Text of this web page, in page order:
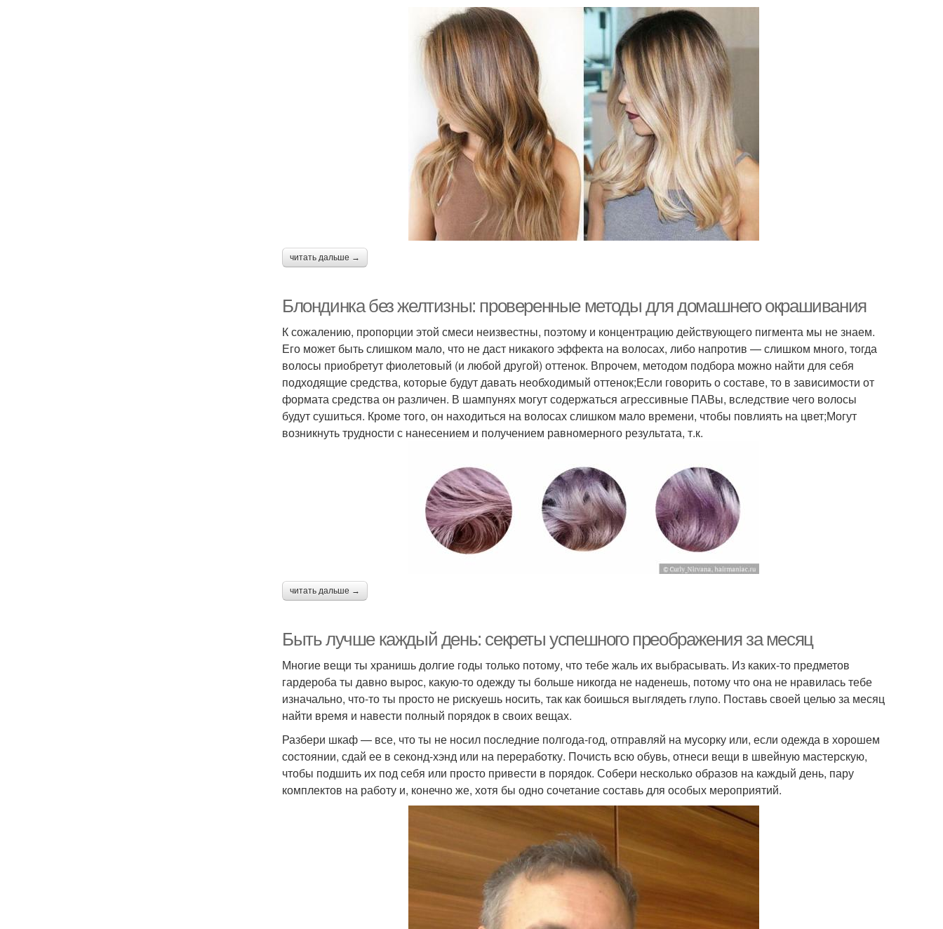
читать дальше →
Блондинка без желтизны: проверенные методы для домашнего окрашивания
К сожалению, пропорции этой смеси неизвестны, поэтому и концентрацию действующего пигмента мы не знаем.
Его может быть слишком мало, что не даст никакого эффекта на волосах, либо напротив — слишком много, тогда
волосы приобретут фиолетовый (и любой другой) оттенок. Впрочем, методом подбора можно найти для себя
подходящие средства, которые будут давать необходимый оттенок;Если говорить о составе, то в зависимости от
формата средства он различен. В шампунях могут содержаться агрессивные ПАВы, вследствие чего волосы
будут сушиться. Кроме того, он находиться на волосах слишком мало времени, чтобы повлиять на цвет;Могут
возникнуть трудности с нанесением и получением равномерного результата, т.к.
читать дальше →
Быть лучше каждый день: секреты успешного преображения за месяц
Многие вещи ты хранишь долгие годы только потому, что тебе жаль их выбрасывать. Из каких-то предметов
гардероба ты давно вырос, какую-то одежду ты больше никогда не наденешь, потому что она не нравилась тебе
изначально, что-то ты просто не рискуешь носить, так как боишься выглядеть глупо. Поставь своей целью за месяц
найти время и навести полный порядок в своих вещах.
Разбери шкаф — все, что ты не носил последние полгода-год, отправляй на мусорку или, если одежда в хорошем
состоянии, сдай ее в секонд-хэнд или на переработку. Почисть всю обувь, отнеси вещи в швейную мастерскую,
чтобы подшить их под себя или просто привести в порядок. Собери несколько образов на каждый день, пару
комплектов на работу и, конечно же, хотя бы одно сочетание составь для особых мероприятий.